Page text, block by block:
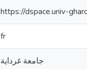
https://dspace.univ-
fr
جامعة غرداية